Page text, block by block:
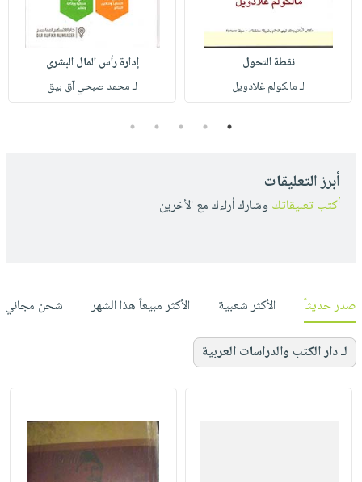
نقطة التحول
لـ مالكولم غلادويل
إدارة رأس المال البشري
لـ محمد صبحي آق بيق
1
2
3
4
5
أبرز التعليقات
أكتب تعليقاتك وشارك أراءك مع الأخرين
صدر حديثاً الأكثر شعبية الأكثر مبيعاً هذا الشهر شحن مجاني
لـ دار الكتب والدراسات العربية